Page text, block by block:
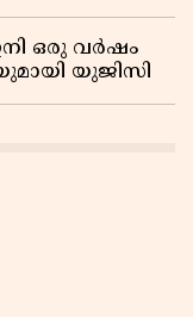
ഒരു വർഷം
യുജിസി